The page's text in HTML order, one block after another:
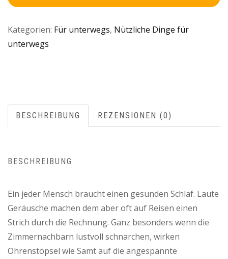
Kategorien: Für unterwegs, Nützliche Dinge für
unterwegs
BESCHREIBUNG REZENSIONEN (0)
BESCHREIBUNG
Ein jeder Mensch braucht einen gesunden Schlaf. Laute
Geräusche machen dem aber oft auf Reisen einen
Strich durch die Rechnung. Ganz besonders wenn die
Zimmernachbarn lustvoll schnarchen, wirken
Ohrenstöpsel wie Samt auf die angespannte